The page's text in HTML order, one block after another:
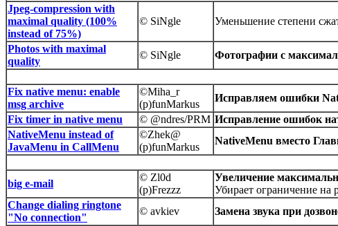
Jpeg-compression with
maximal quality (100%
instead of 75%)
© SiNgle Уменьшение степени
Photos with maximal
quality
© SiNgle
Фотографии с
Fix native menu: enable
msg archive
©Miha_r
(p)funMarkus
Исправляем ошибки
Fix timer in native menu
© @ndres/PRM Исправление ошибок
NativeMenu instead of
JavaMenu in CallMenu
©Zhek@
(p)funMarkus
NativeMenu вместо
big e-mail
© Zl0d
(p)Frezzz
Увеличение
Убирает ограничение
Change dialing ringtone
"No connection"
© avkiev Замена звука при